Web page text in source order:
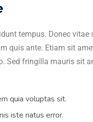
tempus. Donec vitae
quis ante. Etiam sit
Sed fringilla mauris sit
quia voluptas sit.
iste natus error.